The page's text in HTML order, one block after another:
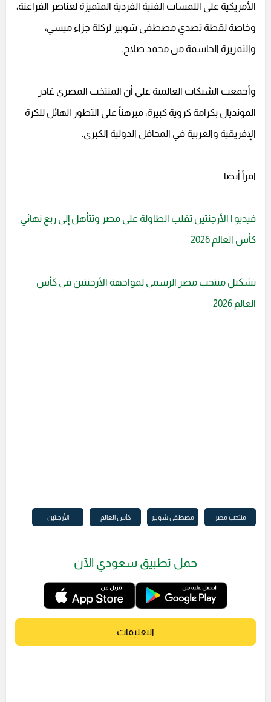
الأمريكية على اللمسات الفنية الفردية المتميزة لعناصر الفراعنة،
وخاصة لقطة تصدي مصطفى شوبير لركلة جزاء ميسي،
والتمريرة الحاسمة من محمد صلاح.
وأجمعت الشبكات العالمية على أن المنتخب المصري غادر
المونديال بكرامة كروية كبيرة، مبرهناً على التطور الهائل للكرة
الإفريقية والعربية في المحافل الدولية الكبرى.
اقرأ أيضا
فيديو | الأرجنتين تقلب الطاولة على مصر وتتأهل إلى ربع نهائي
كأس العالم 2026
تشكيل منتخب مصر الرسمي لمواجهة الأرجنتين في كأس
العالم 2026
منتخب مصر مصطفى شوبير كأس العالم الأرجنتين
حمل تطبيق سعودي الآن
التعليقات